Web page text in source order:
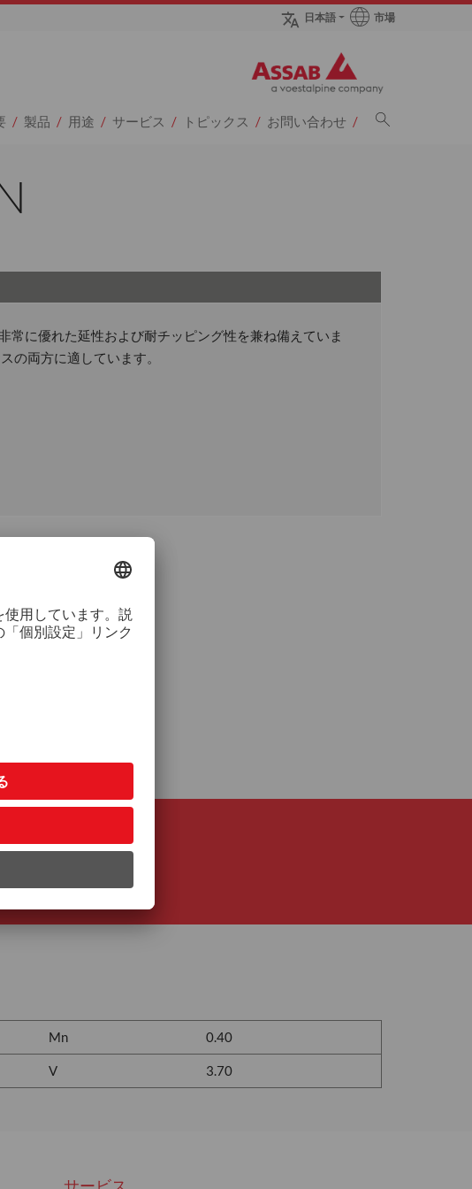
日本語 市場
sページへ
製品 用途 サービス トピックス お問い合わせ
常に優れた延性および耐チッピング性を兼ね備えていま
の両方に適しています。
Mn 0.40
V 3.70